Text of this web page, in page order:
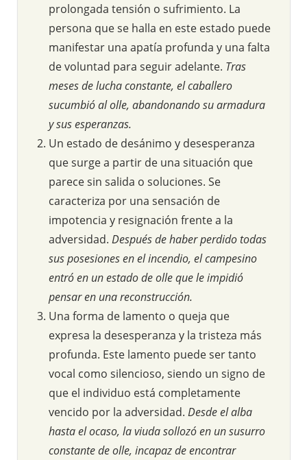
prolongada tensión o sufrimiento. La
persona que se halla en este estado puede
manifestar una apatía profunda y una falta
de voluntad para seguir adelante. Tras
meses de lucha constante, el caballero
sucumbió al olle, abandonando su armadura
y sus esperanzas.
Un estado de desánimo y desesperanza
que surge a partir de una situación que
parece sin salida o soluciones. Se
caracteriza por una sensación de
impotencia y resignación frente a la
adversidad. Después de haber perdido todas
sus posesiones en el incendio, el campesino
entró en un estado de olle que le impidió
pensar en una reconstrucción.
Una forma de lamento o queja que
expresa la desesperanza y la tristeza más
profunda. Este lamento puede ser tanto
vocal como silencioso, siendo un signo de
que el individuo está completamente
vencido por la adversidad. Desde el alba
hasta el ocaso, la viuda sollozó en un susurro
constante de olle, incapaz de encontrar